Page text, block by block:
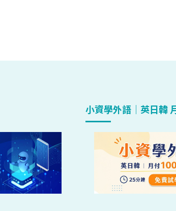
小資學外語｜英日韓